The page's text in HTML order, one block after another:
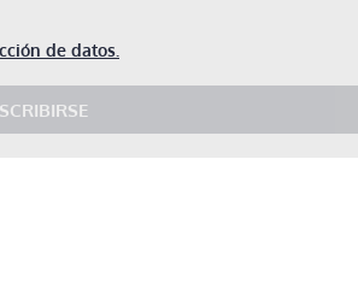
de datos.